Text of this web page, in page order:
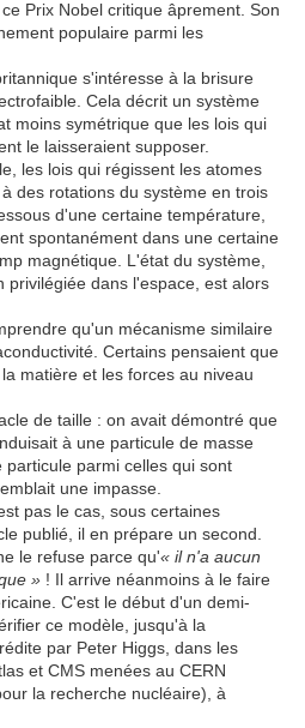
Prix Nobel critique âprement. Son
populaire parmi les
s'intéresse à la brisure
Cela décrit un système
moins symétrique que les lois qui
le laisseraient supposer.
les lois qui régissent les atomes
des rotations du système en trois
d'une certaine température,
spontanément dans une certaine
magnétique. L'état du système,
privilégiée dans l'espace, est alors
qu'un mécanisme similaire
Certains pensaient que
matière et les forces au niveau
de taille : on avait démontré que
à une particule de masse
parmi celles qui sont
une impasse.
pas le cas, sous certaines
publié, il en prépare un second.
le refuse parce qu'« il n'a aucun
» ! Il arrive néanmoins à le faire
C'est le début d'un demi-
ce modèle, jusqu'à la
par Peter Higgs, dans les
et CMS menées au CERN
la recherche nucléaire), à